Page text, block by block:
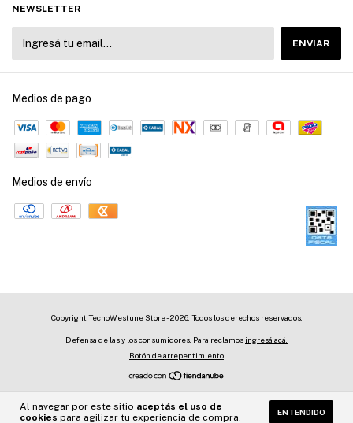
Al navegar por este sitio aceptás el uso de
cookies para agilizar tu experiencia de compra. ENTENDIDO
NEWSLETTER
Medios de pago
Medios de envío
Copyright TecnoWestune Store - 2026. Todos los derechos reservados.
Defensa de las y los consumidores. Para reclamos ingresá acá.
Botón de arrepentimiento